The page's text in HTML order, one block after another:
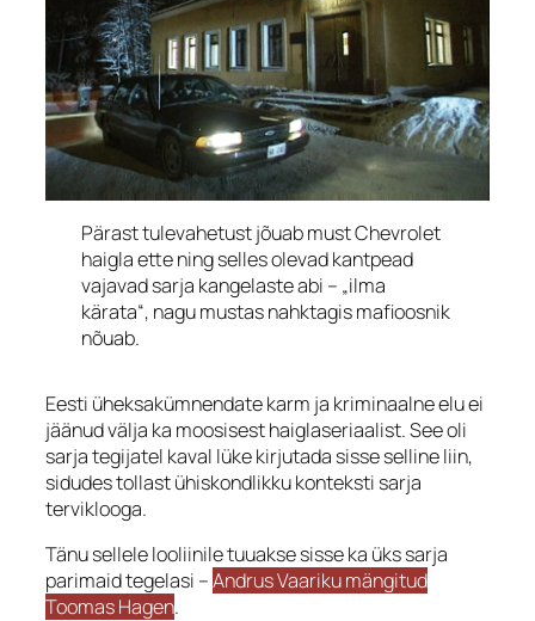
Pärast tulevahetust jõuab must Chevrolet
haigla ette ning selles olevad kantpead
vajavad sarja kangelaste abi – „ilma
kärata“, nagu mustas nahktagis mafioosnik
nõuab.
Eesti üheksakümnendate karm ja kriminaalne elu ei
jäänud välja ka moosisest haiglaseriaalist. See oli
sarja tegijatel kaval lüke kirjutada sisse selline liin,
sidudes tollast ühiskondlikku konteksti sarja
terviklooga.
Tänu sellele looliinile tuuakse sisse ka üks sarja
parimaid tegelasi –Andrus Vaariku mängitud
Toomas Hagen.